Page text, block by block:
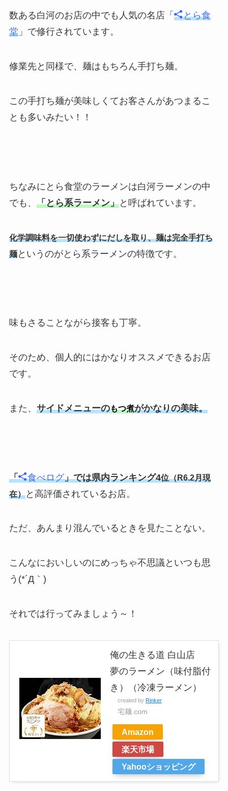
数ある白河のお店の中でも人気の名店「
とら食
堂」で修行されています。
修業先と同様で、麺はもちろん手打ち麺。
この手打ち麺が美味しくてお客さんがあつまるこ
とも多いみたい！！
ちなみにとら食堂のラーメンは白河ラーメンの中
でも、 「とら系ラーメン」と呼ばれています。
化学調味料を一切使わずにだしを取り、麺は完全手打ち
麺というのがとら系ラーメンの特徴です。
味もさることながら接客も丁寧。
そのため、個人的にはかなりオススメできるお店
です。
また、 サイドメニューのもつ煮がかなりの美味。
「 食べログ」では県内ランキング4位（R6.2月現
在）と高評価されているお店。
ただ、あんまり混んでいるときを見たことない。
こんなにおいしいのにめっちゃ不思議といつも思
う(*´Д｀)
それでは行ってみましょう～！
俺の生きる道 白山店
夢のラーメン（味付脂付
き）（冷凍ラーメン）
created by Rinker
宅麺.com
Amazon
楽天市場
Yahooショッピング